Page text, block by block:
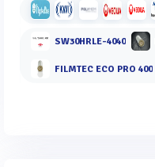
SW30HRLE-4040
FILMTEC ECO PRO 400